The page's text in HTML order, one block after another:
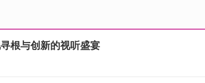
根与创新的视听盛宴